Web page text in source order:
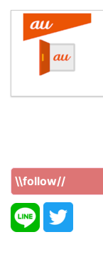
\\follow//